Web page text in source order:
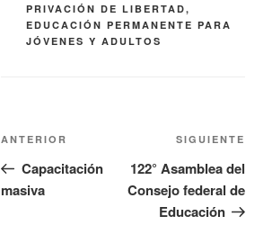
PRIVACIÓN DE LIBERTAD,
EDUCACIÓN PERMANENTE PARA
JÓVENES Y ADULTOS
ANTERIOR
Capacitación
masiva
SIGUIENTE
122° Asamblea del
Consejo federal de
Educación